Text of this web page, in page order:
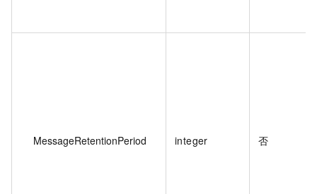
MessageRetentionPeriod integer 否